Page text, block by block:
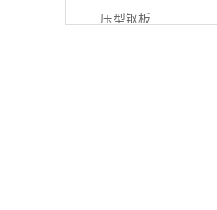
压型钢板